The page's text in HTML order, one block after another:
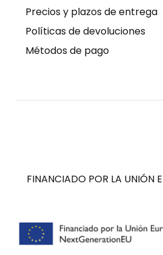
Precios y plazos de entrega
Políticas de devoluciones
Métodos de pago
FINANCIADO POR LA UNIÓN